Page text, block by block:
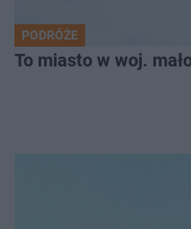
PODRÓŻE
To miasto w woj.